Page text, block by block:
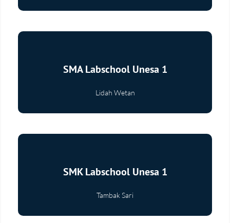
SMA Labschool Unesa 1
Lidah Wetan
Selengkapnya
SMK Labschool Unesa 1
Tambak Sari
Selengkapnya